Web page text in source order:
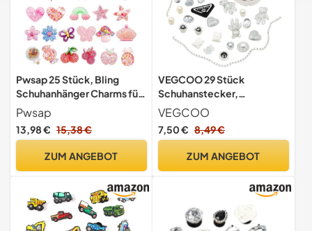
Pwsap 25 Stück, Bling
Schuhanhänger Charms für
Schuhe, Bunte Harz
Schuhdekoration anhänger
umfassen Obst Blumen
CLOG Charms Armband
Pwsap
13,98 € 15,38 €
ZUM ANGEBOT
VEGCOO 29 Stück
Schuhanstecker,
Schuhanhänger für Clog
Schuhe, Schuh Charms,
Clog-Dekor Schuh-DIY-
Schuhanstecker für
VEGCOO
7,50 € 8,49 €
ZUM ANGEBOT